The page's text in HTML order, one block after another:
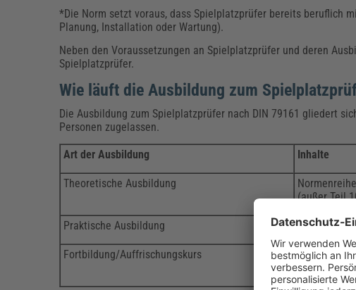
*Die Norm setzt voraus, dass Spielplatzprüfer bereits beruflich
Planung, Installation oder Wartung).
Neben den Voraussetzungen an Spielplatzprüfer und deren
Spielplatzprüfer.
Wie läuft die Ausbildung zum
Die Ausbildung zum Spielplatzprüfer nach DIN 79161 gliedert
Personen zugelassen.
Art der Ausbildung Inhalte
Theoretische Ausbildung Normenreihe
(außer Teil
Praktische Ausbildung Prüfung an
Fortbildung/Auffrischungskurs
Neue